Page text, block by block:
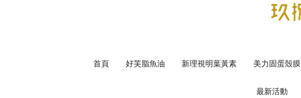
首頁 好芙脂魚油 新理視明葉黃素 美力固蛋殼膜
最新活動